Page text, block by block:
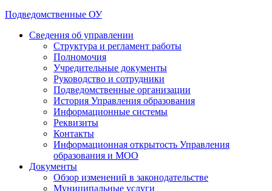
Подведомственные ОУ
Сведения об управлении
Структура и регламент работы
Полномочия
Учредительные документы
Руководство и сотрудники
Подведомственные организации
История Управления образования
Информационные системы
Реквизиты
Контакты
Информационная открытость Управления
образования и МОО
Документы
Обзор изменений в законодательстве
Муниципальные услуги